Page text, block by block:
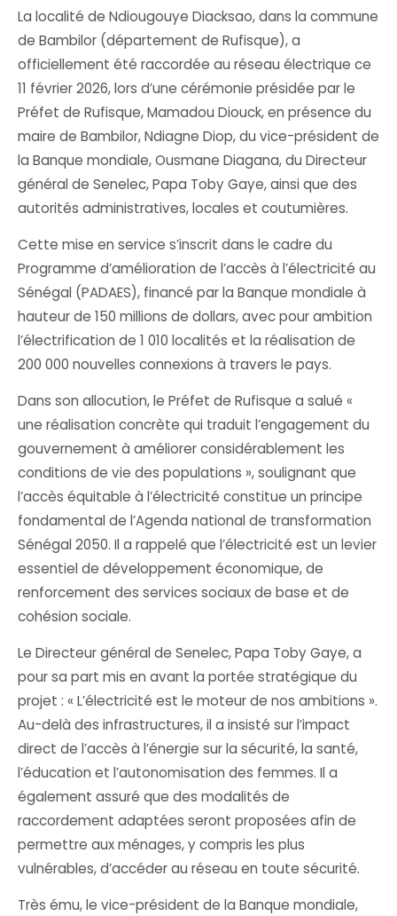
La localité de Ndiougouye Diacksao, dans la commune
de Bambilor (département de Rufisque), a
officiellement été raccordée au réseau électrique ce
11 février 2026, lors d’une cérémonie présidée par le
Préfet de Rufisque, Mamadou Diouck, en présence du
maire de Bambilor, Ndiagne Diop, du vice-président de
la Banque mondiale, Ousmane Diagana, du Directeur
général de Senelec, Papa Toby Gaye, ainsi que des
autorités administratives, locales et coutumières.
Cette mise en service s’inscrit dans le cadre du
Programme d’amélioration de l’accès à l’électricité au
Sénégal (PADAES), financé par la Banque mondiale à
hauteur de 150 millions de dollars, avec pour ambition
l’électrification de 1 010 localités et la réalisation de
200 000 nouvelles connexions à travers le pays.
Dans son allocution, le Préfet de Rufisque a salué «
une réalisation concrète qui traduit l’engagement du
gouvernement à améliorer considérablement les
conditions de vie des populations », soulignant que
l’accès équitable à l’électricité constitue un principe
fondamental de l’Agenda national de transformation
Sénégal 2050. Il a rappelé que l’électricité est un levier
essentiel de développement économique, de
renforcement des services sociaux de base et de
cohésion sociale.
Le Directeur général de Senelec, Papa Toby Gaye, a
pour sa part mis en avant la portée stratégique du
projet : « L’électricité est le moteur de nos ambitions ».
Au-delà des infrastructures, il a insisté sur l’impact
direct de l’accès à l’énergie sur la sécurité, la santé,
l’éducation et l’autonomisation des femmes. Il a
également assuré que des modalités de
raccordement adaptées seront proposées afin de
permettre aux ménages, y compris les plus
vulnérables, d’accéder au réseau en toute sécurité.
Très ému, le vice-président de la Banque mondiale,